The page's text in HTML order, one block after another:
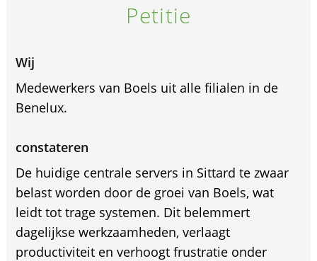
Petitie
Wij
Medewerkers van Boels uit alle filialen in de
Benelux.
constateren
De huidige centrale servers in Sittard te zwaar
belast worden door de groei van Boels, wat
leidt tot trage systemen. Dit belemmert
dagelijkse werkzaamheden, verlaagt
productiviteit en verhoogt frustratie onder